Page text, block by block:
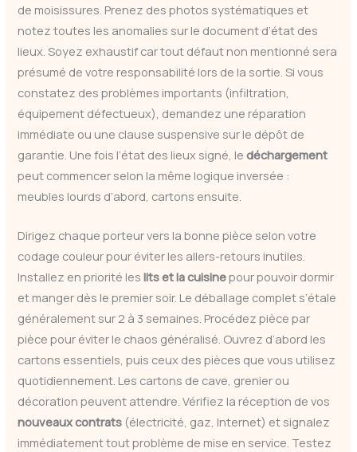
de moisissures. Prenez des photos systématiques et
notez toutes les anomalies sur le document d’état des
lieux. Soyez exhaustif car tout défaut non mentionné sera
présumé de votre responsabilité lors de la sortie. Si vous
constatez des problèmes importants (infiltration,
équipement défectueux), demandez une réparation
immédiate ou une clause suspensive sur le dépôt de
garantie. Une fois l’état des lieux signé, ledéchargement
peut commencer selon la même logique inversée :
meubles lourds d’abord, cartons ensuite.
Dirigez chaque porteur vers la bonne pièce selon votre
codage couleur pour éviter les allers-retours inutiles.
Installez en priorité leslits et la cuisinepour pouvoir dormir
et manger dès le premier soir. Le déballage complet s’étale
généralement sur 2 à 3 semaines. Procédez pièce par
pièce pour éviter le chaos généralisé. Ouvrez d’abord les
cartons essentiels, puis ceux des pièces que vous utilisez
quotidiennement. Les cartons de cave, grenier ou
décoration peuvent attendre. Vérifiez la réception de vos
nouveaux contrats (électricité, gaz, Internet) et signalez
immédiatement tout problème de mise en service. Testez